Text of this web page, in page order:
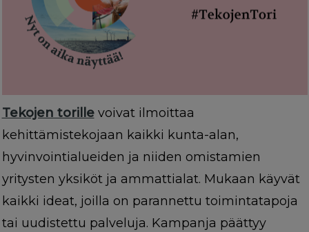
Tekojen torillevoivat ilmoittaa
kehittämistekojaan kaikki kunta-alan,
hyvinvointialueiden ja niiden omistamien
yritysten yksiköt ja ammattialat. Mukaan käyvät
kaikki ideat, joilla on parannettu toimintatapoja
tai uudistettu palveluja. Kampanja päättyy